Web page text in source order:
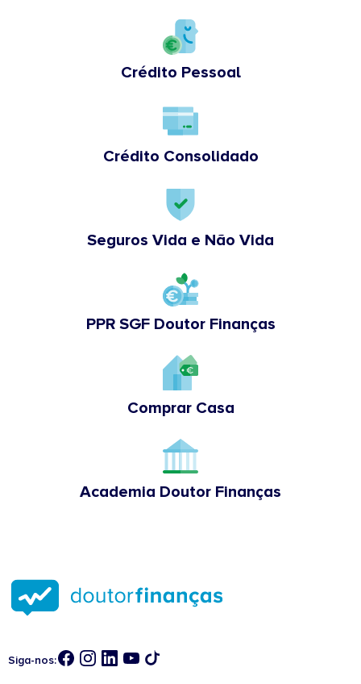
Crédito Pessoal
Crédito Consolidado
Seguros Vida e Não Vida
PPR SGF Doutor Finanças
Comprar Casa
Academia Doutor Finanças
Siga-nos: